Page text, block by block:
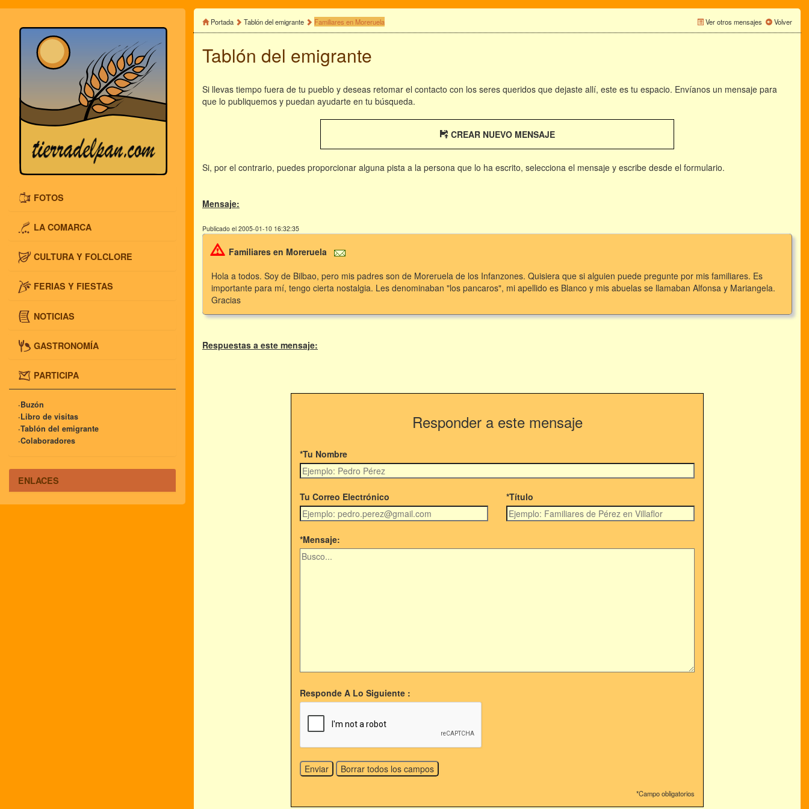
FOTOS
LA COMARCA
CULTURA Y FOLCLORE
FERIAS Y FIESTAS
NOTICIAS
GASTRONOMÍA
PARTICIPA
·Buzón
·Libro de visitas
·Tablón del emigrante
·Colaboradores
ENLACES
Portada Tablón del emigrante Familiares en Moreruela Ver otros mensajes Volver
Tablón del emigrante
Si llevas tiempo fuera de tu pueblo y deseas retomar el contacto con los seres queridos que dejaste allí, este es tu espacio. Envíanos un mensaje para
que lo publiquemos y puedan ayudarte en tu búsqueda.
CREAR NUEVO MENSAJE
Si, por el contrario, puedes proporcionar alguna pista a la persona que lo ha escrito, selecciona el mensaje y escribe desde el formulario.
Mensaje:
Publicado el 2005-01-10 16:32:35
Familiares en Moreruela
Hola a todos. Soy de Bilbao, pero mis padres son de Moreruela de los Infanzones. Quisiera que si alguien puede pregunte por mis familiares. Es
importante para mí, tengo cierta nostalgia. Les denominaban "los pancaros", mi apellido es Blanco y mis abuelas se llamaban Alfonsa y Mariangela.
Gracias
Respuestas a este mensaje:
Responder a este mensaje
*Tu Nombre
Tu Correo Electrónico *Título
*Mensaje:
Responde A Lo Siguiente :
*Campo obligatorios